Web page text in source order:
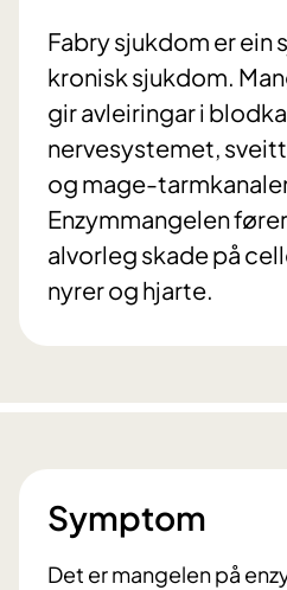
Fabry sjukdom er ein
kronisk sjukdom.
gir avleiringar i
nervesystemet,
og mage-
Enzymmangelen
alvorleg skade på
nyrer og hjarte.
Symptom
Det er mangelen på